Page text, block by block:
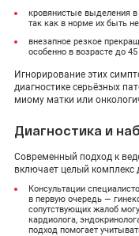
кровянистые выделения
так как в норме их быть
внезапное резкое
особенно в возрасте до 45
Игнорирование этих
диагностике серьёзных
миому матки или
Диагностика и
Современный подход к
включает целый комплекс
Консультации
в первую очередь —
сопутствующих жалоб
кардиолога,
подход помогает